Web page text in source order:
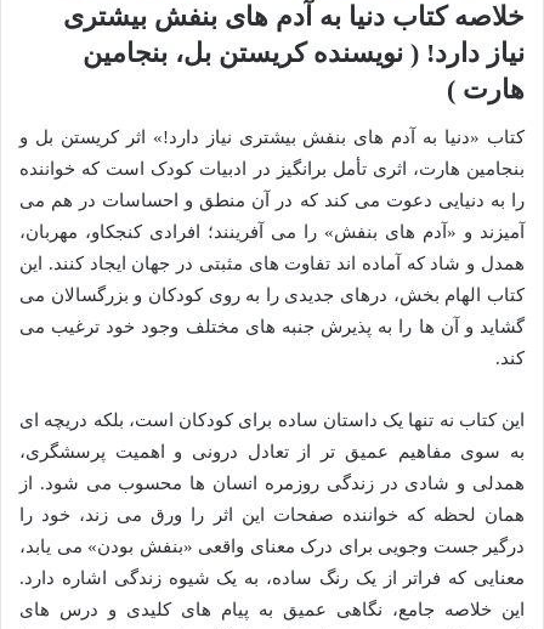
خلاصه کتاب دنیا به آدم های بنفش بیشتری
نیاز دارد! ( نویسنده کریستن بل، بنجامین
هارت )
کتاب «دنیا به آدم های بنفش بیشتری نیاز دارد!» اثر کریستن بل و
بنجامین هارت، اثری تأمل برانگیز در ادبیات کودک است که خواننده
را به دنیایی دعوت می کند که در آن منطق و احساسات در هم می
آمیزند و «آدم های بنفش» را می آفرینند؛ افرادی کنجکاو، مهربان،
همدل و شاد که آماده اند تفاوت های مثبتی در جهان ایجاد کنند. این
کتاب الهام بخش، درهای جدیدی را به روی کودکان و بزرگسالان می
گشاید و آن ها را به پذیرش جنبه های مختلف وجود خود ترغیب می
کند.
این کتاب نه تنها یک داستان ساده برای کودکان است، بلکه دریچه ای
به سوی مفاهیم عمیق تر از تعادل درونی و اهمیت پرسشگری،
همدلی و شادی در زندگی روزمره انسان ها محسوب می شود. از
همان لحظه که خواننده صفحات این اثر را ورق می زند، خود را
درگیر جست وجویی برای درک معنای واقعی «بنفش بودن» می یابد،
معنایی که فراتر از یک رنگ ساده، به یک شیوه زندگی اشاره دارد.
این خلاصه جامع، نگاهی عمیق به پیام های کلیدی و درس های